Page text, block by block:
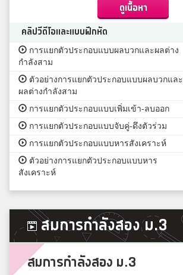
ดูเนื้อหา
คลิปวีดีโอและแบบฝึกหัด
การแยกตัวประกอบแบบผลบวกและผลต่าง
กำลังสาม
ตัวอย่างการแยกตัวประกอบแบบผลบวกและ
ผลต่างกำลังสาม
การแยกตัวประกอบแบบเพิ่มเข้า-ลบออก
การแยกตัวประกอบแบบจับคู่-ดึงตัวร่วม
การแยกตัวประกอบแบบหารสังเคราะห์
ตัวอย่างการแยกตัวประกอบแบบหาร
สังเคราะห์
สมการกำลังสอง ม.3
สมการกำลังสอง ม.3